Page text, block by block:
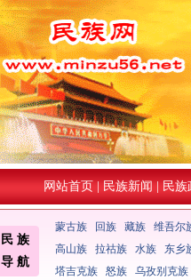
网站首页 民族新闻 民族
民 族
导 航
蒙古族 回族 藏族 维吾尔
高山族
拉祜族 水族 东乡
塔吉克族
怒族 乌孜别克族